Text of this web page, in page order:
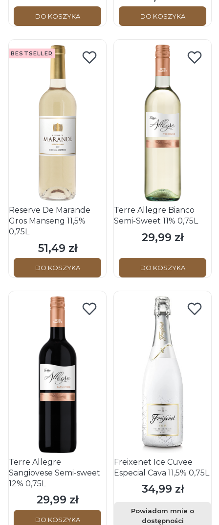
DO KOSZYKA DO KOSZYKA
BESTSELLER
Reserve De Marande
Gros Manseng 11,5%
0,75L
Cena
51,49 zł
DO KOSZYKA
Terre Allegre Bianco
Semi-Sweet 11% 0,75L
Cena
29,99 zł
DO KOSZYKA
Terre Allegre
Sangiovese Semi-sweet
12% 0,75L
Cena
29,99 zł
DO KOSZYKA
Freixenet Ice Cuvee
Especial Cava 11,5% 0,75L
Cena
34,99 zł
Powiadom mnie o
dostępności